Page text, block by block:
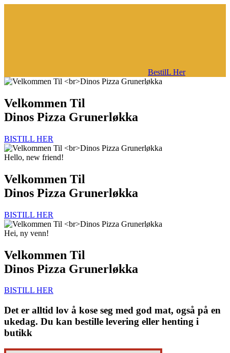
BestilL Her
Velkommen Til
Dinos Pizza Grunerløkka
BISTILL HER
Hello, new friend!
Velkommen Til
Dinos Pizza Grunerløkka
BISTILL HER
Hei, ny venn!
Velkommen Til
Dinos Pizza Grunerløkka
BISTILL HER
Det er alltid lov å kose seg med god mat, også på en
ukedag. Du kan bestille levering eller henting i
butikk